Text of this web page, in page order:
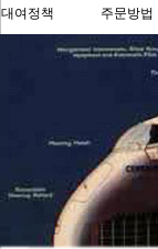
대여정책 주문방법